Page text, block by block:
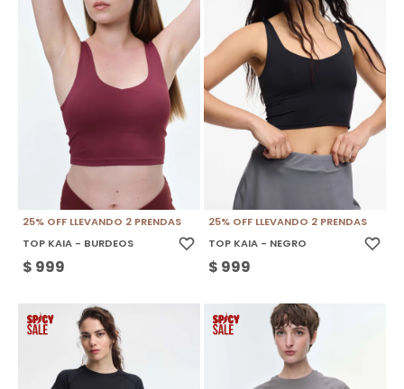
25% OFF LLEVANDO 2 PRENDAS
TOP KAIA - BURDEOS
$ 999
25% OFF LLEVANDO 2 PRENDAS
TOP KAIA - NEGRO
$ 999